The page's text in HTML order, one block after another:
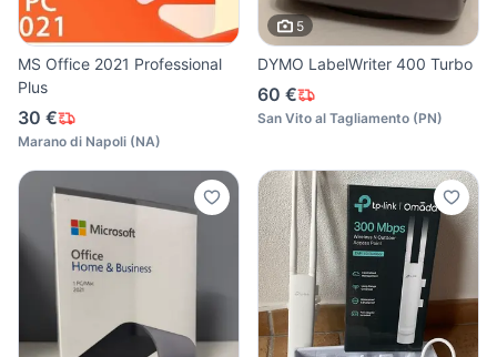
MS Office 2021 Professional
Plus
30 €
Marano di Napoli (NA)
5
DYMO LabelWriter 400 Turbo
60 €
San Vito al Tagliamento (PN)